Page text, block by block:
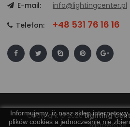
Informujemy, iż nasz sklep
plików cookies a jednocześnie nie
E-mail:
info@lightingcenter.pl
Telefon: +48 531 76 16 16
Copyright © 2020Lighting